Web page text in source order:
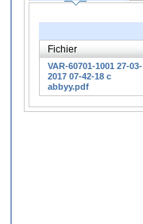
Fichier
VAR-60701-1001 27-03-
2017 07-42-18 c
abbyy.pdf